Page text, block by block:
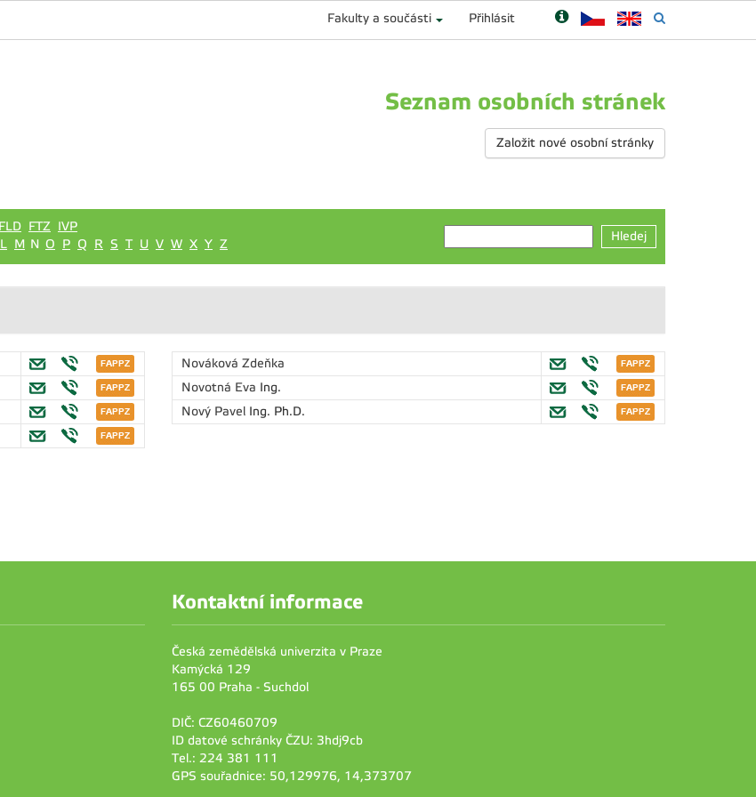
Fakulty a součásti Přihlásit
Seznam osobních stránek
Založit nové osobní stránky
FLD FTZ IVP
L M N O P Q R S T U V W X Y Z
Hledej
Nováková Zdeňka
Novotná Eva Ing.
Nový Pavel Ing. Ph.D.
Kontaktní informace
Česká zemědělská univerzita v Praze
Kamýcká 129
165 00 Praha - Suchdol
DIČ: CZ60460709
ID datové schránky ČZU: 3hdj9cb
Tel.: 224 381 111
GPS souřadnice: 50,129976, 14,373707